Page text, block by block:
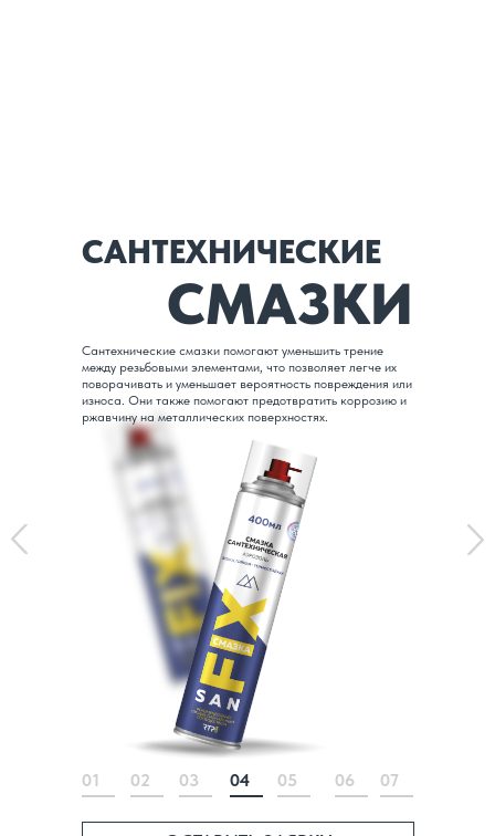
САНТЕХНИЧЕСКИЕ
СМАЗКИ
Сантехнические смазки помогают уменьшить трение
между резьбовыми элементами, что позволяет легче их
поворачивать и уменьшает вероятность повреждения или
износа. Они также помогают предотвратить коррозию и
ржавчину на металлических поверхностях.
06 07
05
04
03
01 02